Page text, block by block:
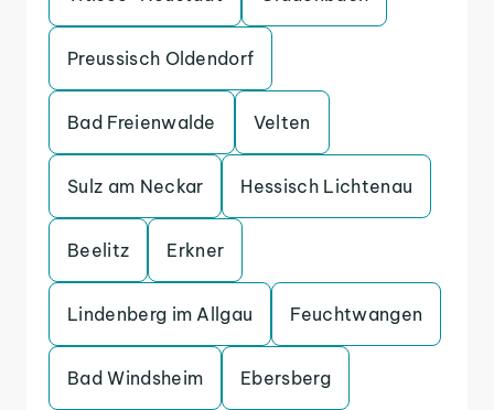
Preussisch Oldendorf
Bad Freienwalde Velten
Sulz am Neckar Hessisch Lichtenau
Beelitz Erkner
Lindenberg im Allgau Feuchtwangen
Bad Windsheim Ebersberg